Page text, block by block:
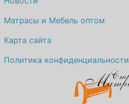
Матрасы и Мебель оптом
Карта сайта
Политика конфиденциальности